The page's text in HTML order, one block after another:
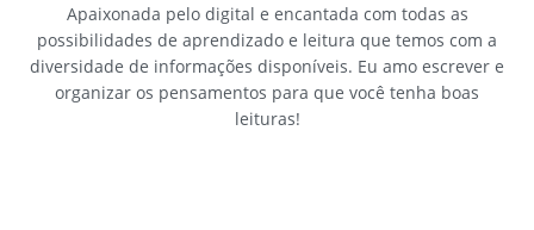
Apaixonada pelo digital e encantada com todas as
possibilidades de aprendizado e leitura que temos com a
diversidade de informações disponíveis. Eu amo escrever e
organizar os pensamentos para que você tenha boas
leituras!